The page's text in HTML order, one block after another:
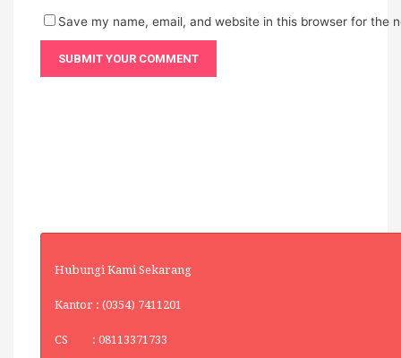
Save my name, email, and website in this browser for the
Hubungi Kami Sekarang
Kantor : (0354) 7411201
CS : 08113371733